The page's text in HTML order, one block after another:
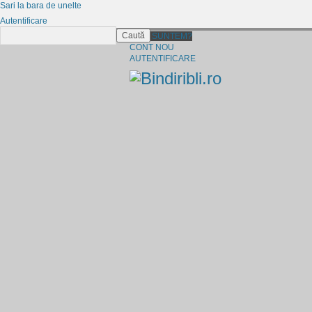
CINE SUNTEM?
CONT NOU
AUTENTIFICARE
Sari la bara de unelte
Autentificare
Caută